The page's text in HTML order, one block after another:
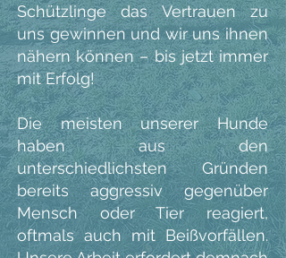
Schützlinge das Vertrauen zu
uns gewinnen und wir uns ihnen
nähern können – bis jetzt immer
mit Erfolg!
Die meisten unserer Hunde
haben aus den
unterschiedlichsten Gründen
bereits aggressiv gegenüber
Mensch oder Tier reagiert,
oftmals auch mit Beißvorfällen.